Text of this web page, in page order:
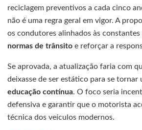
reciclagem preventivos a cada cinco
não é uma regra geral em vigor. A
os condutores alinhados às constantes
normas de trânsito e reforçar a
Se aprovada, a atualização faria com
deixasse de ser estático para se tornar
educação contínua. O foco seria
defensiva e garantir que o motorista
técnica dos veículos modernos.